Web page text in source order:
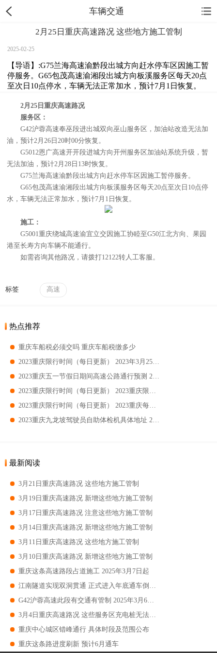
车辆交通
2月25日重庆高速路况 这些地方施工管制
2025-02-25
【导语】:G75兰海高速渝黔段出城方向赶水停车区因施工暂
停服务。G65包茂高速渝湘段出城方向板溪服务区每天20点
至次日10点停水，车辆无法正常加水，预计7月1日恢复。
2月25日重庆高速路况
服务区：
G42沪蓉高速奉巫段进出城双向巫山服务区，加油站改造无法加
油，预计2月26日20时00分恢复。
G5012恩广高速开开段进城方向开州服务区加油站系统升级，暂
无法加油，预计2月28日13时恢复。
G75兰海高速渝黔段出城方向赶水停车区因施工暂停服务。
G65包茂高速渝湘段出城方向板溪服务区每天20点至次日10点停
水，车辆无法正常加水，预计7月1日恢复。
施工：
G5001重庆绕城高速渝宜立交因施工协睦至G50江北方向、果园
港至长寿方向车辆不能通行。
如需咨询其他路况，请拨打12122转人工客服。
标签 高速
热点推荐
重庆车船税必须交吗 重庆车船税缴多少
最新阅读
3月21日重庆高速路况 这些地方施工管制
3月19日重庆高速路况 新增这些地方施工管制
3月17日重庆高速路况 注意这些地方施工管制
3月14日重庆高速路况 新增这些地方施工管制
3月11日重庆高速路况 这些地方施工管制
3月10日重庆高速路况 新增这些地方施工管制
重庆这条高速路段占道施工 2025年3月7日起
重庆中心城区错峰通行 具体时段及范围公布
重庆这条路进度刷新 预计6月通车